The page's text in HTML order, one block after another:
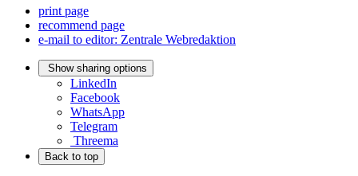
print page
recommend page
e-mail to editor: Zentrale Webredaktion
Show sharing options
LinkedIn
Facebook
WhatsApp
Telegram
Threema
Back to top